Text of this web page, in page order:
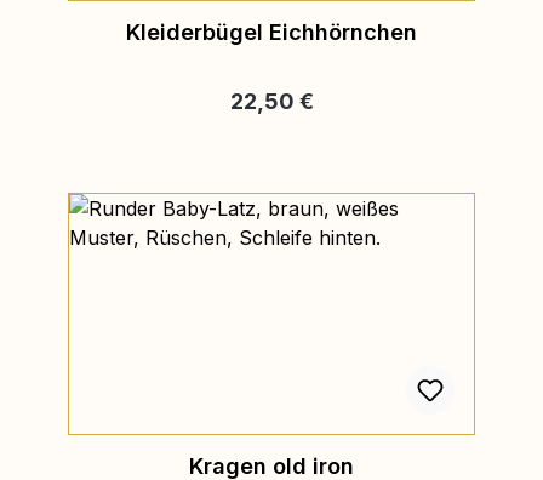
Kleiderbügel Eichhörnchen
Regulärer Preis:
22,50 €
Kragen old iron